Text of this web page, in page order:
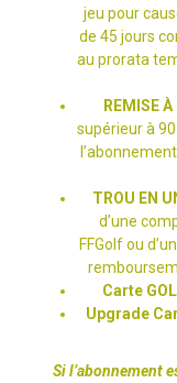
jeu pour
de 45 jours
au prorata
REMISE
supérieur à
TROU EN
d’une
FFGolf ou
Carte
Upgrade
Si l’abonnement